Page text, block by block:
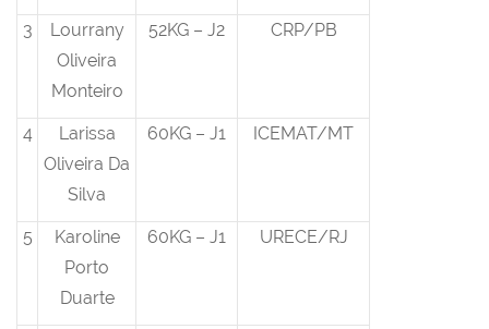
3
Lourrany
Oliveira
Monteiro
52KG – J2 CRP/PB
4
Larissa
Oliveira Da
Silva
60KG – J1 ICEMAT/MT
5
Karoline
Porto
Duarte
60KG – J1 URECE/RJ